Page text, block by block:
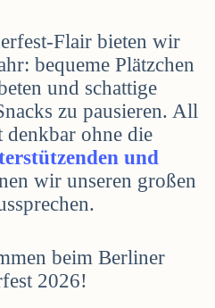
Flair bieten wir
bequeme Plätzchen
und schattige
zu pausieren. All
denkbar ohne die
und
wir unseren großen
beim Berliner
2026!